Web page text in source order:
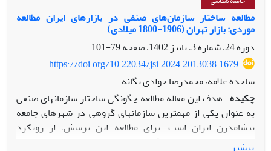
2024 انجام شد. قابلیت اعتماد نتایج با ملاک‌های لینکلن و گوبا
احراز شد. نتایج حاصل از تحلیل مصاحبه­ها نشان داد که تجربه
دهنده و 16 مضمون پایه قابل طرح است که این مضامین سازمان­
دهنده شامل رنج درون­فردی، معنامندی خودکشی، رنج بین فردی
و فقدان معنامندی ادراک شده هستند.
مطالعه ساختار سازمان‌های صنفی در بازارهای ایران مطالعه
موردی: بازار تهران (1906-1800 میلادی)
دوره 24، شماره 3، پاییز 1402، صفحه
79-101
https://doi.org/10.22034/jsi.2024.2013038.1679
ساجده علامه، محمدرضا جوادی یگانه
چکیده هدف این مقاله مطالعه چگونگی ساختار سازمان­های صنفی
به عنوان یکی از مهمترین سازمان­های گروهی در شهرهای جامعه
پیشامدرن ایران است. برای مطالعه این پرسش، از رویکرد
«شبکه ­های حک­ شده» برگرفته از جامعه­ شناسی اقتصادی جدید
بیشتر